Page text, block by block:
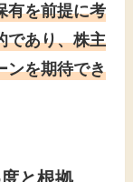
有を前提に考
であり、株主
ンを期待でき